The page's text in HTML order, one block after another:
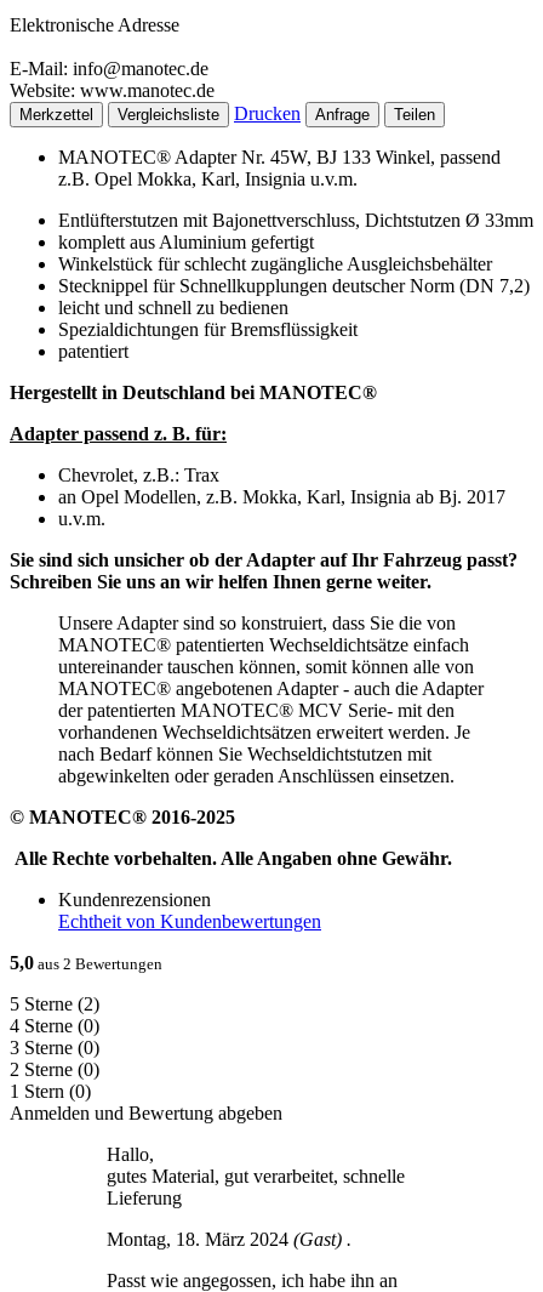
Elektronische Adresse
E-Mail: info@manotec.de
Website: www.manotec.de
Merkzettel Vergleichsliste Drucken Anfrage Teilen
MANOTEC® Adapter Nr. 45W, BJ 133 Winkel, passend
z.B. Opel Mokka, Karl, Insignia u.v.m.
Entlüfterstutzen mit Bajonettverschluss, Dichtstutzen Ø 33mm
komplett aus Aluminium gefertigt
Winkelstück für schlecht zugängliche Ausgleichsbehälter
Stecknippel für Schnellkupplungen deutscher Norm (DN 7,2)
leicht und schnell zu bedienen
Spezialdichtungen für Bremsflüssigkeit
patentiert
Hergestellt in Deutschland bei MANOTEC®
Adapter passend z. B. für:
Chevrolet, z.B.: Trax
an Opel Modellen, z.B. Mokka, Karl, Insignia ab Bj. 2017
u.v.m.
Sie sind sich unsicher ob der Adapter auf Ihr Fahrzeug passt?
Schreiben Sie uns an wir helfen Ihnen gerne weiter.
Unsere Adapter sind so konstruiert, dass Sie die von
MANOTEC® patentierten Wechseldichtsätze einfach
untereinander tauschen können, somit können alle von
MANOTEC® angebotenen Adapter - auch die Adapter
der patentierten MANOTEC® MCV Serie- mit den
vorhandenen Wechseldichtsätzen erweitert werden. Je
nach Bedarf können Sie Wechseldichtstutzen mit
abgewinkelten oder geraden Anschlüssen einsetzen.
© MANOTEC® 2016-2025
Alle Rechte vorbehalten. Alle Angaben ohne Gewähr.
Kundenrezensionen
Echtheit von Kundenbewertungen
5,0 aus 2 Bewertungen
5 Sterne (2)
4 Sterne (0)
3 Sterne (0)
2 Sterne (0)
1 Stern (0)
Anmelden und Bewertung abgeben
Hallo,
gutes Material, gut verarbeitet, schnelle
Lieferung
Montag, 18. März 2024 (Gast) .
Passt wie angegossen, ich habe ihn an